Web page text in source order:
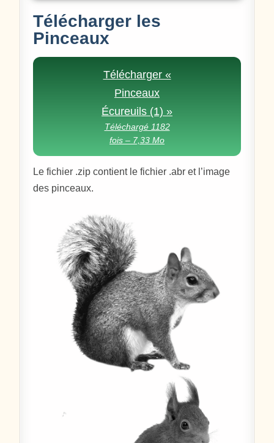
Télécharger les
Pinceaux
Télécharger «
Pinceaux
Écureuils (1) »
Téléchargé 1182
fois – 7,33 Mo
Le fichier .zip contient le fichier .abr et l’image
des pinceaux.